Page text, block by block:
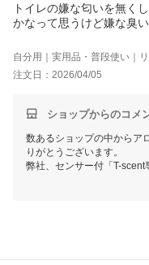
トイレの嫌な匂いを無く
かなって思うけど嫌な臭
自分用｜実用品・普段使い｜
注文日：2026/04/05
ショップからのコメ
数あるショップの中からア
りがとうございます。
弊社、センサー付「T-scent
ので、設置時～1週間程度
用のカバーも付属してお